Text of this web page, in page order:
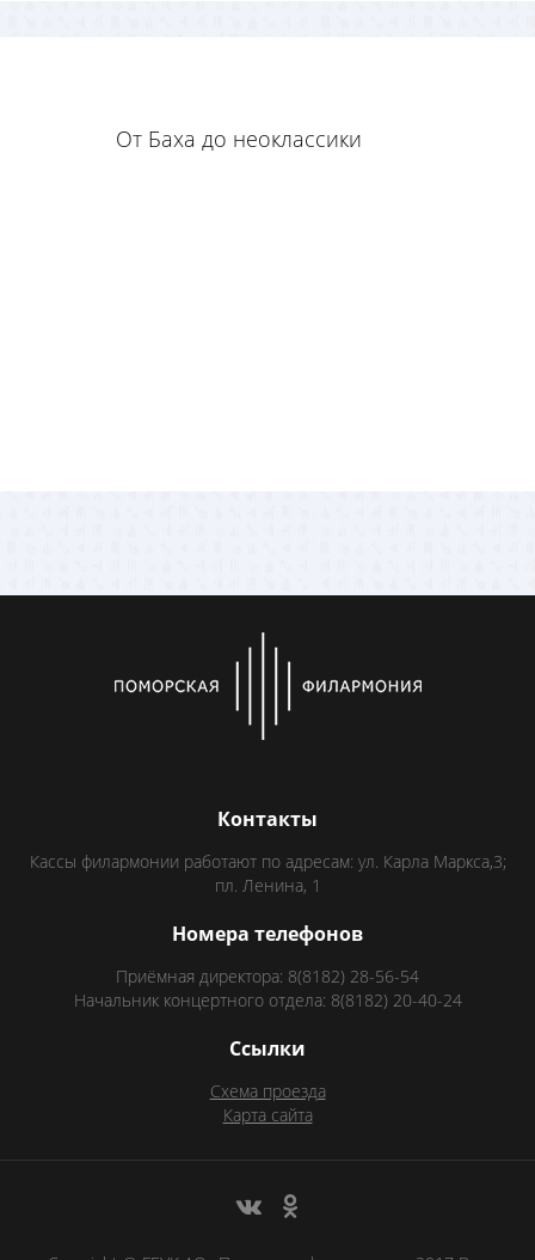
От Баха до неоклассики
Контакты
Кассы филармонии работают по адресам: ул. Карла Маркса,3;
пл. Ленина, 1
Номера телефонов
Приёмная директора: 8(8182) 28-56-54
Начальник концертного отдела: 8(8182) 20-40-24
Ссылки
Схема проезда
Карта сайта